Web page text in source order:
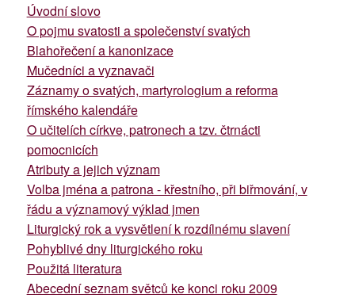
Úvodní slovo
O pojmu svatosti a společenství svatých
Blahořečení a kanonizace
Mučedníci a vyznavači
Záznamy o svatých, martyrologium a reforma
římského kalendáře
O učitelích církve, patronech a tzv. čtrnácti
pomocnicích
Atributy a jejich význam
Volba jména a patrona - křestního, při biřmování, v
řádu a významový výklad jmen
Liturgický rok a vysvětlení k rozdílnému slavení
Pohyblivé dny liturgického roku
Použitá literatura
Abecední seznam světců ke konci roku 2009